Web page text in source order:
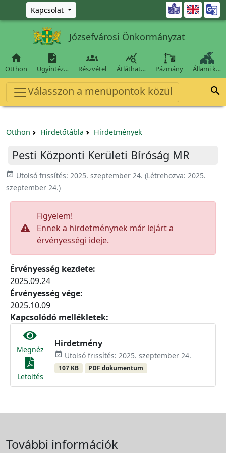
Ugrás a fő tartalomra
Kapcsolat 
Józsefvárosi Önkormányzat

Otthon

Ügyintéz…

Részvétel

Átláthat… Pázmány Állami k…
Válasszon a menüpontok közül 
Otthon Hirdetőtábla Hirdetmények
Pesti Központi Kerületi Bíróság MR
event_available Utolsó frissítés: 2025. szeptember 24. (Létrehozva: 2025.
szeptember 24.)
Figyelem!
Ennek a hirdetménynek már lejárt a
érvényességi ideje.
Érvényesség kezdete:
2025.09.24
Érvényesség vége:
2025.10.09
Kapcsolódó mellékletek:
Megnéz
Letöltés
Hirdetmény
event_available Utolsó frissítés: 2025. szeptember 24.
107 KB PDF dokumentum
További információk